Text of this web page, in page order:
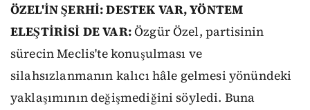
ÖZEL'İN ŞERHİ: DESTEK VAR, YÖNTEM
ELEŞTİRİSİ DE VAR:Özgür Özel, partisinin
sürecin Meclis'te konuşulması ve
silahsızlanmanın kalıcı hâle gelmesi yönündeki
yaklaşımının değişmediğini söyledi. Buna